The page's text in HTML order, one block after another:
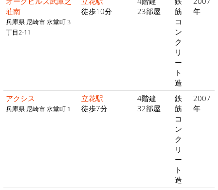
荘南
兵庫県 尼崎市 水堂町 3
丁目2-11
徒歩10分
23部屋
筋
コ
ン
ク
リ
ー
ト
造
年
アクシス
兵庫県 尼崎市 水堂町 1
立花駅
徒歩7分
4階建
32部屋
鉄
筋
コ
ン
ク
リ
ー
ト
造
2007
年